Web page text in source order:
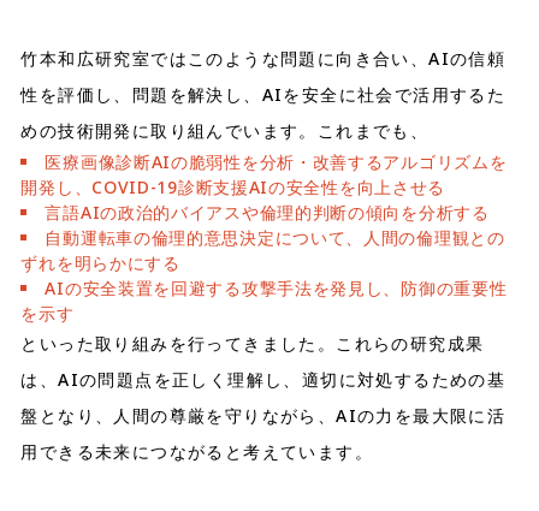
竹本和広研究室ではこのような問題に向き合い、AIの信頼
性を評価し、問題を解決し、AIを安全に社会で活用するた
めの技術開発に取り組んでいます。これまでも、
医療画像診断AIの脆弱性を分析・改善するアルゴリズムを
開発し、COVID-19診断支援AIの安全性を向上させる
言語AIの政治的バイアスや倫理的判断の傾向を分析する
自動運転車の倫理的意思決定について、人間の倫理観との
ずれを明らかにする
AIの安全装置を回避する攻撃手法を発見し、防御の重要性
を示す
といった取り組みを行ってきました。これらの研究成果
は、AIの問題点を正しく理解し、適切に対処するための基
盤となり、人間の尊厳を守りながら、AIの力を最大限に活
用できる未来につながると考えています。